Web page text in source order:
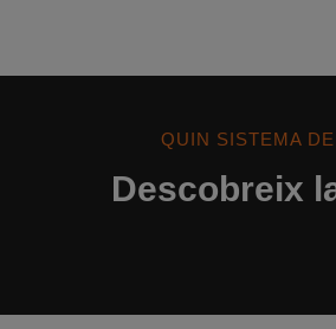
QUIN SISTEMA
Descobreix